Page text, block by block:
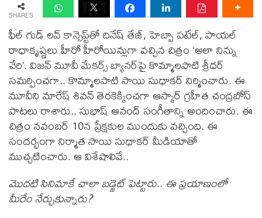
SHARES
ఫీల్ గుడ్ లవ్ కాన్సెప్ట్‌తో దినేష్ తేజ్, హెబ్బా పటేల్, పాయల్
రాధాకృష్ణలు హీరో హీరోయిన్లుగా వచ్చిన చిత్రం ‘అలా నిన్ను
చేరి’. విజన్ మూవీ మేకర్స్ బ్యానర్‌పై కొమ్మాలపాటి శ్రీధర్
సమర్పించగా.. కొమ్మాలపాటి సాయి సుధాకర్ నిర్మించారు. ఈ
మూవీని మారేష్ శివన్ తెరకెక్కించగా ఆస్కార్ గ్రహీత చంద్రబోస్
పాటలు రాశారు.. సుభాష్ ఆనంద్ సంగీతాన్ని అందించారు. ఈ
చిత్రం నవంబర్ 10న ప్రేక్షకుల ముందుకు వచ్చింది. ఈ
సందర్భంగా నిర్మాత సాయి సుధాకర్ మీడియాతో
ముచ్చటించారు. ఆ విశేషాలివే..
మొదటి సినిమాకే చాలా బడ్జెట్ పెట్టారు.. ఈ ప్రయాణంలో
మీరేం నేర్చుకున్నారు?